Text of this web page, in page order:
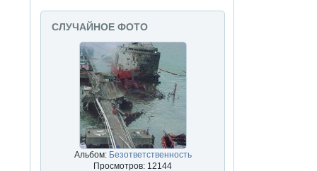
СЛУЧАЙНОЕ ФОТО
Альбом: Безответственность
Просмотров: 12144